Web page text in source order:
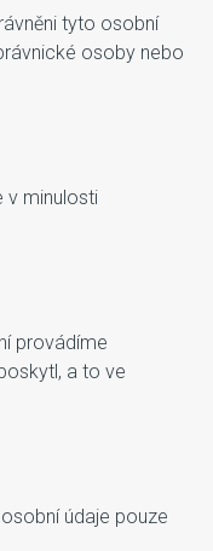
tyto osobní
osoby nebo
v minulosti
provádíme
a to ve
údaje pouze